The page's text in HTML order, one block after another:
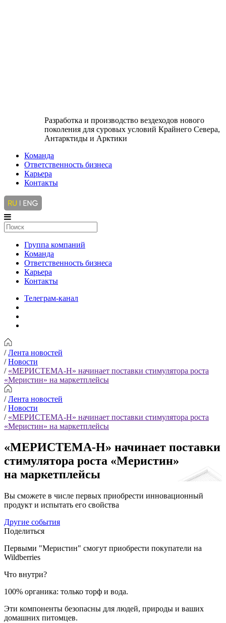
Разработка и производство вездеходов нового
поколения для суровых условий Крайнего Севера,
Антарктиды и Арктики
Команда
Ответственность бизнеса
Карьера
Контакты
Группа компаний
Команда
Ответственность бизнеса
Карьера
Контакты
Телеграм-канал
/ Лента новостей
/ Новости
/ «МЕРИСТЕМА-Н» начинает поставки стимулятора роста
«Меристин» на маркетплейсы
/ Лента новостей
/ Новости
/ «МЕРИСТЕМА-Н» начинает поставки стимулятора роста
«Меристин» на маркетплейсы
«МЕРИСТЕМА-Н» начинает поставки
стимулятора роста «Меристин»
на маркетплейсы
Вы сможете в числе первых приобрести инновационный
продукт и испытать его свойства
Другие события
Поделиться
Первыми "Меристин" смогут приобрести покупатели на
Wildberries
Что внутри?
100% органика: только торф и вода.
Эти компоненты безопасны для людей, природы и ваших
домашних питомцев.